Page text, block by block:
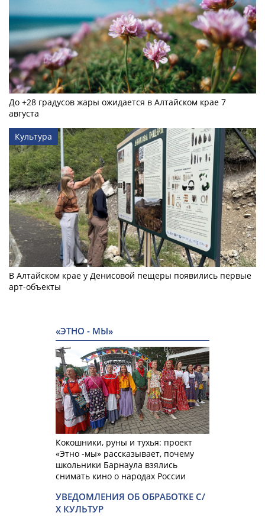
До +28 градусов жары ожидается в Алтайском крае 7
августа
Культура
В Алтайском крае у Денисовой пещеры появились первые
арт-объекты
«ЭТНО - МЫ»
Кокошники, руны и тухья: проект
«Этно -мы» рассказывает, почему
школьники Барнаула взялись
снимать кино о народах России
УВЕДОМЛЕНИЯ ОБ ОБРАБОТКЕ С/
Х КУЛЬТУР